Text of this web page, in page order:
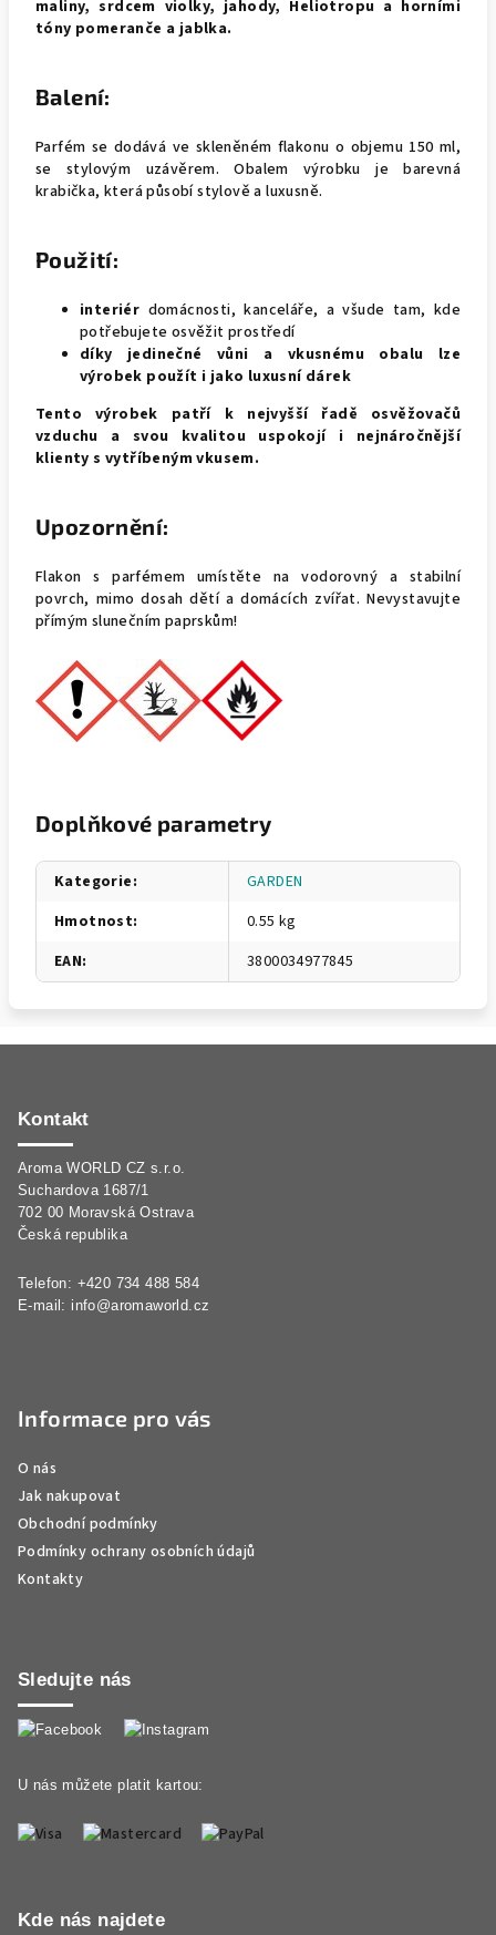
maliny, srdcem violky, jahody, Heliotropu a horními
tóny pomeranče a jablka.
Balení:
Parfém se dodává ve skleněném flakonu o objemu 150 ml,
se stylovým uzávěrem. Obalem výrobku je barevná
krabička, která působí stylově a luxusně.
Použití:
interiér domácnosti, kanceláře, a všude tam, kde
potřebujete osvěžit prostředí
díky jedinečné vůni a vkusnému obalu lze
výrobek použít i jako luxusní dárek
Tento výrobek patří k nejvyšší řadě osvěžovačů
vzduchu a svou kvalitou uspokojí i nejnáročnější
klienty s vytříbeným vkusem.
Upozornění:
Flakon s parfémem umístěte na vodorovný a stabilní
povrch, mimo dosah dětí a domácích zvířat. Nevystavujte
přímým slunečním paprskům!
Doplňkové parametry
Kategorie:
GARDEN
Hmotnost:
0.55 kg
EAN: 3800034977845
Kontakt
Aroma WORLD CZ s.r.o.
Suchardova 1687/1
702 00 Moravská Ostrava
Česká republika
Telefon: +420 734 488 584
E-mail: info@aromaworld.cz
Informace pro vás
O nás
Jak nakupovat
Obchodní podmínky
Podmínky ochrany osobních údajů
Kontakty
Sledujte nás
U nás můžete platit kartou:
Kde nás najdete